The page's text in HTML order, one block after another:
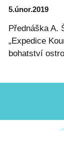
5.únor.2019
Přednáška A.
„Expedice
bohatství